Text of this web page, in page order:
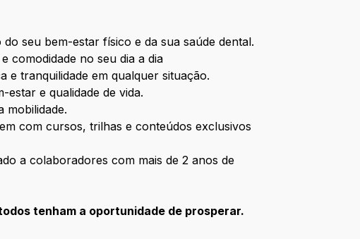
seu bem-estar físico e da sua saúde dental.
comodidade no seu dia a dia
e tranquilidade em qualquer situação.
e qualidade de vida.
mobilidade.
com cursos, trilhas e conteúdos exclusivos
a colaboradores com mais de 2 anos de
tenham a oportunidade de prosperar.